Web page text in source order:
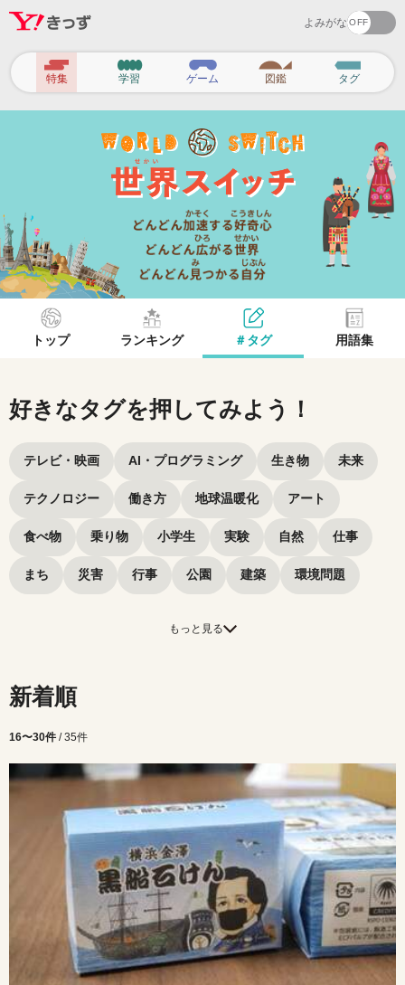
よみがな
ヘ
ッ
ビ
ゲ
ー
シ
特集 学習 ゲーム 図鑑 タグ
トップ ランキング ＃タグ 用語集
タグから探してみよう
好きなタグを押してみよう！
テレビ・映画 AI・プログラミング 生き物 未来
テクノロジー 働き方 地球温暖化 アート
食べ物 乗り物 小学生 実験 自然 仕事
まち 災害 行事 公園 建築 環境問題
もっと見る
新着順
16〜30件 / 35件